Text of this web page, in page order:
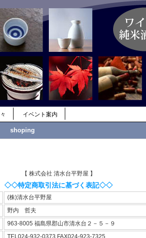
イベント案内
shoping
【 株式会社 清水台平野屋 】
◇◇特定商取引法に基づく表記◇◇
(株)清水台平野屋
野内 哲夫
963-8005 福島県郡山市清水台２－５－９
TEL024-932-0373 FAX024-923-7325